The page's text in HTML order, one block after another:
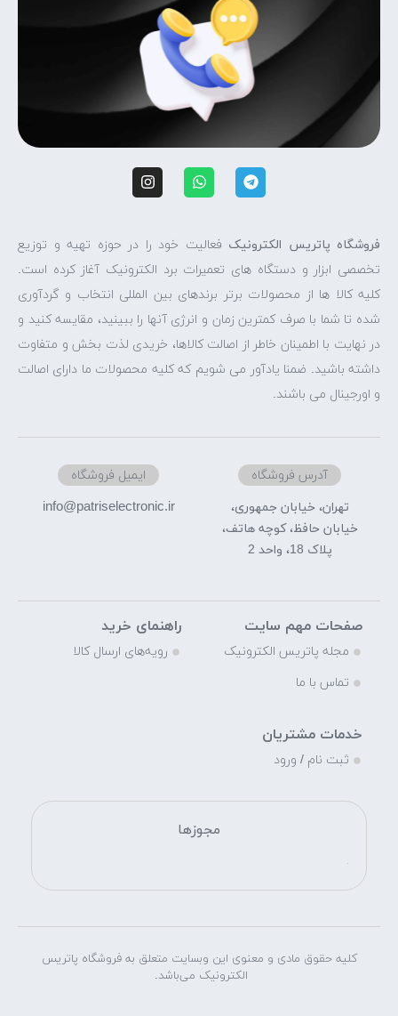
فروشگاه پاتریس الکترونیک فعالیت خود را در حوزه تهیه و توزیع
تخصصی ابزار و دستگاه های تعمیرات برد الکترونیک آغاز کرده است.
کلیه کالا ها از محصولات برتر برندهای بین المللی انتخاب و گردآوری
شده تا شما با صرف کمترین زمان و انرژی آنها را ببینید، مقایسه کنید و
در نهایت با اطمینان خاطر از اصالت کالاها، خریدی لذت بخش و متفاوت
داشته باشید. ضمنا یادآور می شویم که کلیه محصولات ما دارای اصالت
و اورجینال می باشند.
آدرس فروشگاه
تهران، خیابان جمهوری،
خیابان حافظ، کوچه هاتف،
پلاک 18، واحد 2
ایمیل فروشگاه
info@patriselectronic.ir
صفحات مهم سایت
مجله پاتریس الکترونیک
تماس با ما
راهنمای خرید
رویه‌های ارسال کالا
خدمات مشتریان
ثبت نام / ورود
مجوزها
کلیه حقوق مادی و معنوی این وبسایت متعلق به فروشگاه پاتریس
الکترونیک می‌باشد.